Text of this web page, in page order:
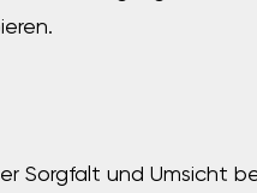
Sorgfalt und Umsicht